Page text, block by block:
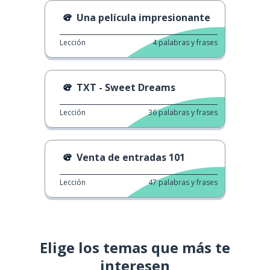
Una película impresionante
Lección 4palabras y frases
TXT - Sweet Dreams
Lección 36palabras y frases
Venta de entradas 101
Lección 47palabras y frases
Elige los temas que más te
interesen